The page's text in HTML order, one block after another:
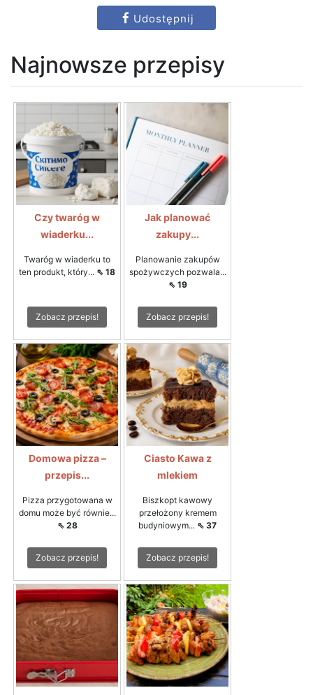
Udostępnij
Najnowsze przepisy
Czy twaróg w
wiaderku...
Twaróg w wiaderku to
ten produkt, który... ⇖ 18
Zobacz przepis!
Jak planować
zakupy...
Planowanie zakupów
spożywczych pozwala...
⇖ 19
Zobacz przepis!
Domowa pizza –
przepis...
Pizza przygotowana w
domu może być równie...
⇖ 28
Zobacz przepis!
Ciasto Kawa z
mlekiem
Biszkopt kawowy
przełożony kremem
budyniowym... ⇖ 37
Zobacz przepis!